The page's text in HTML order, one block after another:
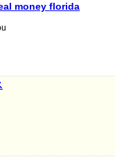
money florida